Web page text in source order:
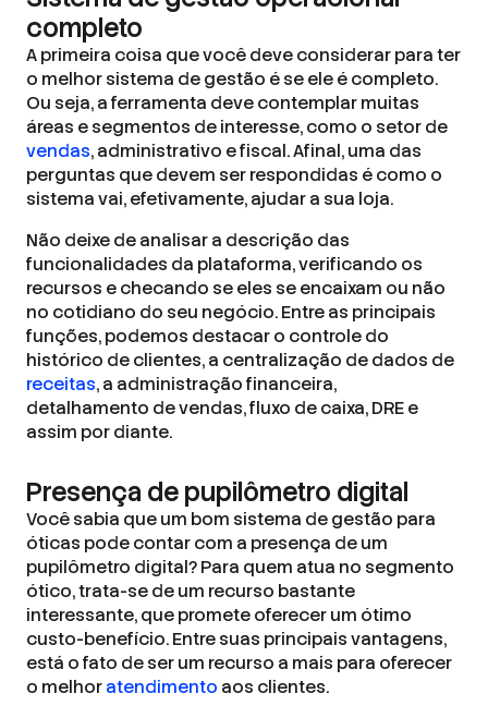
completo
A primeira coisa que você deve considerar para ter
o melhor sistema de gestão é se ele é completo.
Ou seja, a ferramenta deve contemplar muitas
áreas e segmentos de interesse, como o setor de
vendas, administrativo e fiscal. Afinal, uma das
perguntas que devem ser respondidas é como o
sistema vai, efetivamente, ajudar a sua loja.
Não deixe de analisar a descrição das
funcionalidades da plataforma, verificando os
recursos e checando se eles se encaixam ou não
no cotidiano do seu negócio. Entre as principais
funções, podemos destacar o controle do
histórico de clientes, a centralização de dados de
receitas, a administração financeira,
detalhamento de vendas, fluxo de caixa, DRE e
assim por diante.
Presença de pupilômetro digital
Você sabia que um bom sistema de gestão para
óticas pode contar com a presença de um
pupilômetro digital? Para quem atua no segmento
ótico, trata-se de um recurso bastante
interessante, que promete oferecer um ótimo
custo-benefício. Entre suas principais vantagens,
está o fato de ser um recurso a mais para oferecer
o melhoratendimento aos clientes.